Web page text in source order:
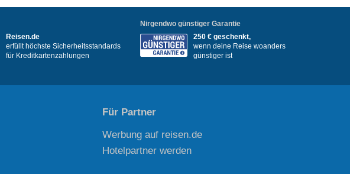
Reisen.de
erfüllt höchste Sicherheitsstandards
für Kreditkartenzahlungen
Nirgendwo günstiger Garantie
250 € geschenkt,
wenn deine Reise woanders
günstiger ist
Für Partner
Werbung auf reisen.de
Hotelpartner werden